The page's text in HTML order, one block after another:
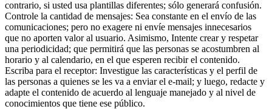
contrario, si usted usa plantillas diferentes; sólo generará confusión.
Controle la cantidad de mensajes: Sea constante en el envío de las
comunicaciones; pero no exagere ni envíe mensajes innecesarios
que no aporten valor al usuario. Asimismo, Intente crear y respetar
una periodicidad; que permitirá que las personas se acostumbren al
horario y al calendario, en el que esperen recibir el contenido.
Escriba para el receptor: Investigue las características y el perfil de
las personas a quienes se les va a enviar el e-mail; y luego, redacte y
adapte el contenido de acuerdo al lenguaje manejado y al nivel de
conocimientos que tiene ese público.